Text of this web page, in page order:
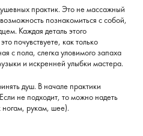
практик. Это не массажный
познакомиться с собой,
Каждая деталь этого
почувствуете, как только
с пола, слегка уловимого запаха
и искренней улыбки мастера.
душ. В начале практики
не подходит, то можно надеть
ногам, рукам, шее).